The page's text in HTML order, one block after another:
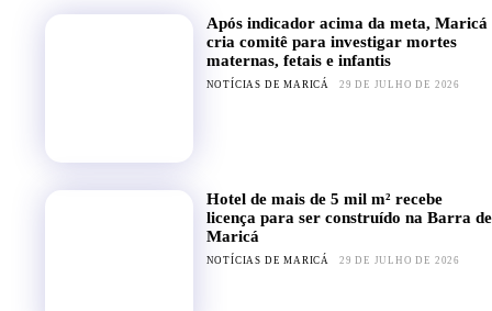
Após indicador acima da meta, Maricá
cria comitê para investigar mortes
maternas, fetais e infantis
NOTÍCIAS DE MARICÁ 29 DE JULHO DE 2026
Hotel de mais de 5 mil m² recebe
licença para ser construído na Barra de
Maricá
NOTÍCIAS DE MARICÁ 29 DE JULHO DE 2026